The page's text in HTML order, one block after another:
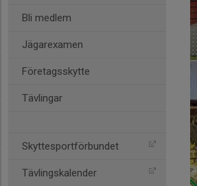
Bli medlem
Jägarexamen
Företagsskytte
Tävlingar
Skyttesportförbundet
Tävlingskalender